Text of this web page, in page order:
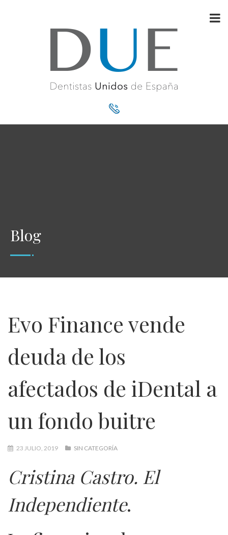
Blog
Evo Finance vende
deuda de los
afectados de iDental a
un fondo buitre
23 JULIO, 2019 SIN CATEGORÍA
Cristina Castro. El
Independiente.